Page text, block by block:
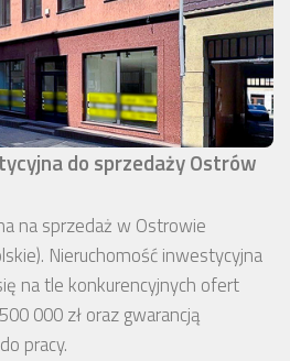
do sprzedaży Ostrów
na sprzedaż w Ostrowie
Nieruchomość inwestycyjna
na tle konkurencyjnych ofert
000 zł oraz gwarancją
pracy.